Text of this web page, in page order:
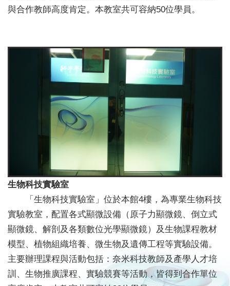
與合作教師高度肯定。本教室共可容納50位學員。
生物科技實驗室
「生物科技實驗室」位於本館4樓，為專業生物科技
實驗教室，配置各式顯微設備（原子力顯微鏡、倒立式
顯微鏡、解剖及各類數位光學顯微鏡）及生物課程教材
模型、植物組織培養、微生物及遺傳工程等實驗設備。
主要辦理課程與活動包括：奈米科技教師及產學人才培
訓、生物推廣課程、實驗競賽等活動，皆得到合作單位